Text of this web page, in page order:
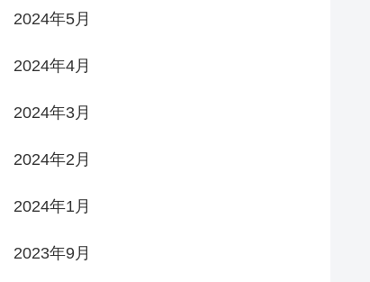
2024年5月
2024年4月
2024年3月
2024年2月
2024年1月
2023年9月